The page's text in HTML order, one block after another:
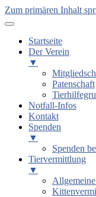
Zum primären Inhalt
Startseite
Der Verein
▼
Patenschaft
Notfall-Infos
Kontakt
Spenden
▼
Spenden
Tiervermittlung
▼